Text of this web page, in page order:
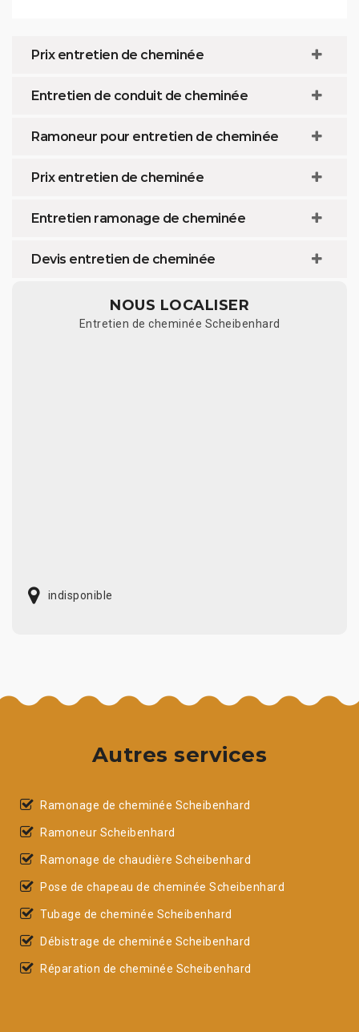
Prix entretien de cheminée
Entretien de conduit de cheminée
Ramoneur pour entretien de cheminée
Prix entretien de cheminée
Entretien ramonage de cheminée
Devis entretien de cheminée
NOUS LOCALISER
Entretien de cheminée Scheibenhard
indisponible
Autres services
Ramonage de cheminée Scheibenhard
Ramoneur Scheibenhard
Ramonage de chaudière Scheibenhard
Pose de chapeau de cheminée Scheibenhard
Tubage de cheminée Scheibenhard
Débistrage de cheminée Scheibenhard
Réparation de cheminée Scheibenhard